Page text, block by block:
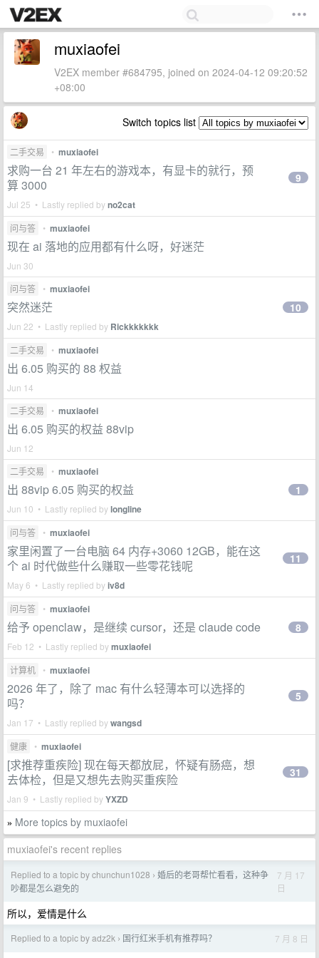
muxiaofei
V2EX member #684795, joined on 2024-04-12 09:20:52
+08:00
Switch topics list
二手交易 • muxiaofei
求购一台 21 年左右的游戏本，有显卡的就行，预
算 3000
Jul 25 • Lastly replied byno2cat
9
问与答 • muxiaofei
现在 ai 落地的应用都有什么呀，好迷茫
Jun 30
问与答
• muxiaofei
突然迷茫
Jun 22 • Lastly replied by Rickkkkkkk
10
二手交易 • muxiaofei
出 6.05 购买的 88 权益
Jun 14
二手交易
• muxiaofei
出 6.05 购买的权益 88vip
Jun 12
二手交易
• muxiaofei
出 88vip 6.05 购买的权益
Jun 10 • Lastly replied bylongline
1
问与答 • muxiaofei
家里闲置了一台电脑 64 内存+3060 12GB，能在这
个 ai 时代做些什么赚取一些零花钱呢
May 6 • Lastly replied byiv8d
11
问与答 • muxiaofei
给予 openclaw，是继续 cursor，还是 claude code
Feb 12 • Lastly replied bymuxiaofei
8
计算机 • muxiaofei
2026 年了，除了 mac 有什么轻薄本可以选择的
吗？
Jan 17 • Lastly replied bywangsd
5
健康 • muxiaofei
[求推荐重疾险] 现在每天都放屁，怀疑有肠癌，想
去体检，但是又想先去购买重疾险
Jan 9 • Lastly replied byYXZD
31
» More topics by muxiaofei
muxiaofei's recent replies
Replied to a topic by chunchun1028 › 婚后的老哥帮忙看看，这种争
吵都是怎么避免的
7 月 17
日
所以，爱情是什么
Replied to a topic by adz2k › 国行红米手机有推荐吗？ 7 月 8 日